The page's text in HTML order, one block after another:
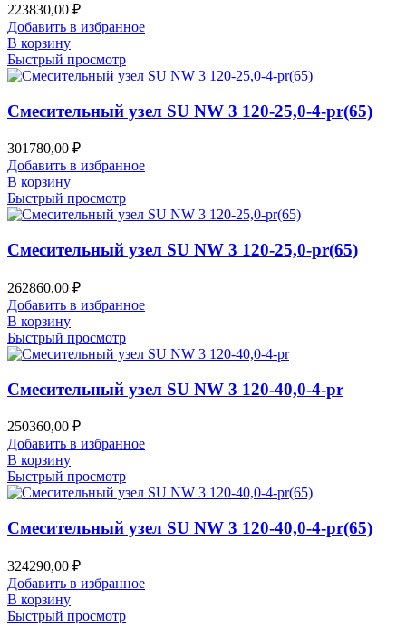
223830,00 ₽
Добавить в избранное
В корзину
Быстрый просмотр
Смесительный узел SU NW 3 120-25,0-4-pr(65)
301780,00 ₽
Добавить в избранное
В корзину
Быстрый просмотр
Смесительный узел SU NW 3 120-25,0-pr(65)
262860,00 ₽
Добавить в избранное
В корзину
Быстрый просмотр
Смесительный узел SU NW 3 120-40,0-4-pr
250360,00 ₽
Добавить в избранное
В корзину
Быстрый просмотр
Смесительный узел SU NW 3 120-40,0-4-pr(65)
324290,00 ₽
Добавить в избранное
В корзину
Быстрый просмотр